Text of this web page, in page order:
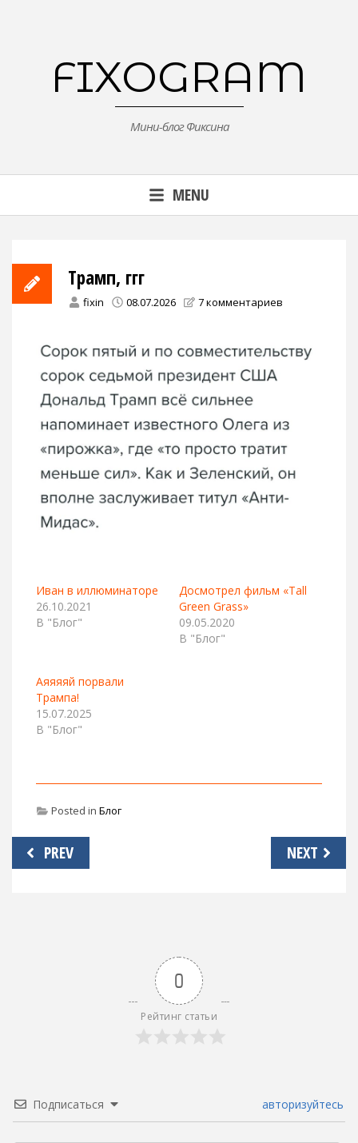
FIXOGRAM
Мини-блог Фиксина
MENU
Трамп, ггг
fixin 08.07.2026 7 комментариев
Иван в иллюминаторе
26.10.2021
В "Блог"
Досмотрел фильм «Tall
Green Grass»
09.05.2020
В "Блог"
Аяяяяй порвали
Трампа!
15.07.2025
В "Блог"
Posted in Блог
Навигация
по
PREV NEXT
0
Рейтинг статьи
Подписаться авторизуйтесь